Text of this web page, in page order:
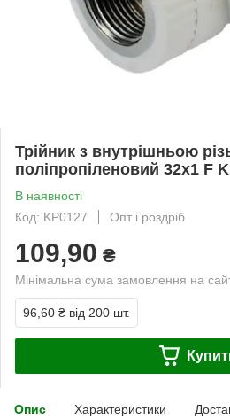
Трійник з внутрішньою
поліпропіленовий 32x1 F
В наявності
Код: KP0127
Опт і роздріб
109,90 ₴
Мінімальна сума замовлення на
96,60 ₴ від 200 шт.
Опис Характеристики